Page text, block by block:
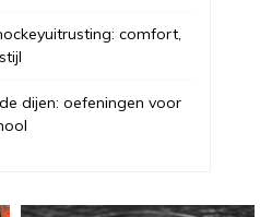
comfort,
dijen: oefeningen voor